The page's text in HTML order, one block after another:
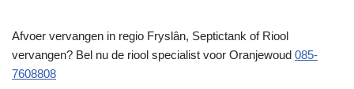
Afvoer vervangen in regio Fryslân, Septictank of Riool
vervangen? Bel nu de riool specialist voor Oranjewoud 085-
7608808